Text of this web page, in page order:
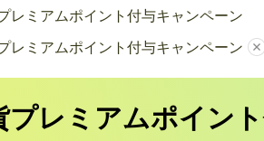
レミアムポイント付与キャンペーン
レミアムポイント付与キャンペーン
レミアムポイン